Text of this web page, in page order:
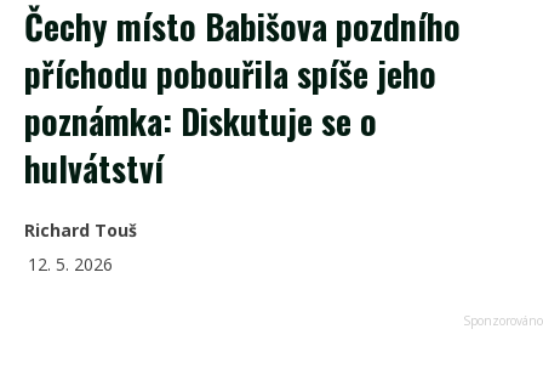
Čechy místo Babišova pozdního
příchodu pobouřila spíše jeho
poznámka: Diskutuje se o
hulvátství
Richard Touš
12. 5. 2026